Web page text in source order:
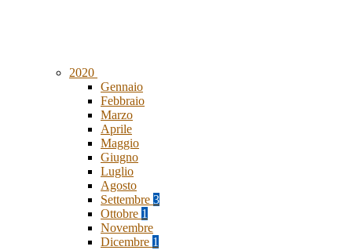
2020
Gennaio
Febbraio
Marzo
Aprile
Maggio
Giugno
Luglio
Agosto
Settembre 3
Ottobre 1
Novembre
Dicembre 1